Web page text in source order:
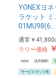
YONEXヨ
ラケット ミ
01MU98(6…
通常 ￥41,800
ラリー価格
NEW 送料無料
サービスガット有